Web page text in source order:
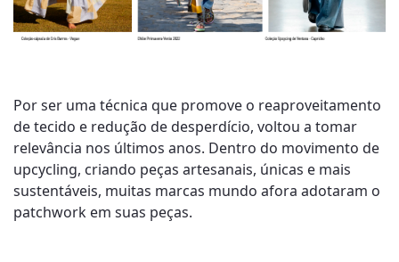
Por ser uma técnica que promove o reaproveitamento
de tecido e redução de desperdício, voltou a tomar
relevância nos últimos anos. Dentro do movimento de
upcycling, criando peças artesanais, únicas e mais
sustentáveis, muitas marcas mundo afora adotaram o
patchwork em suas peças.